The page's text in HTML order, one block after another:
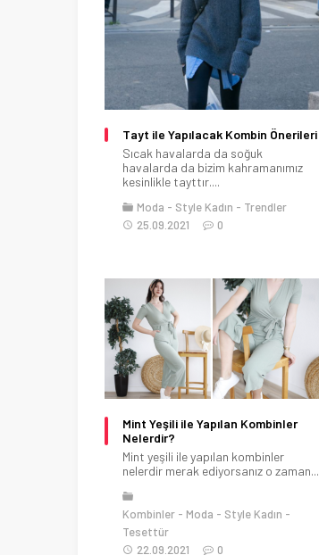
Tayt ile Yapılacak Kombin Önerileri
Sıcak havalarda da soğuk
havalarda da bizim kahramanımız
kesinlikle tayttır....
Moda Style Kadın
Trendler
25.09.2021
0
Mint Yeşili ile Yapılan Kombinler
Nelerdir?
Mint yeşili ile yapılan kombinler
nelerdir merak ediyorsanız o zaman...
Kombinler Moda
Style Kadın
Tesettür
22.09.2021
0